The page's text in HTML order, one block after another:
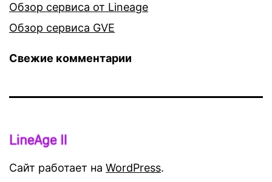
Обзор сервиса от Lineage
Обзор сервиса GVE
Свежие комментарии
Сайт работает на WordPress.